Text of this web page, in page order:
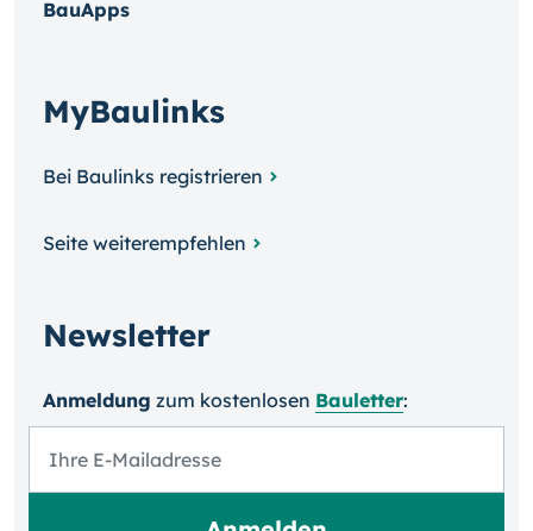
BauApps
MyBaulinks
Bei Baulinks registrieren
Seite weiterempfehlen
Newsletter
Anmeldung zum kosten­losen Bauletter: